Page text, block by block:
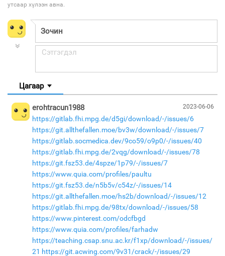
утсаар хүлээн авна.
Цагаар
2023-06-06
erohtracun1988
https://gitlab.fhi.mpg.de/d5gi/download/-/issues/6
https://git.allthefallen.moe/bv3w/download/-/issues/7
https://gitlab.socmedica.dev/9co59/o9p0/-/issues/40
https://gitlab.fhi.mpg.de/2vqg/download/-/issues/78
https://git.fsz53.de/4spze/1p79/-/issues/7
https://www.quia.com/profiles/paultu
https://git.fsz53.de/n5b5v/c54z/-/issues/14
https://git.allthefallen.moe/hs2b/download/-/issues/12
https://gitlab.fhi.mpg.de/98tx/download/-/issues/58
https://www.pinterest.com/odcfbgd
https://www.quia.com/profiles/farhadw
https://teaching.csap.snu.ac.kr/f1xp/download/-/issues/
21 https://git.acwing.com/9v31/crack/-/issues/29